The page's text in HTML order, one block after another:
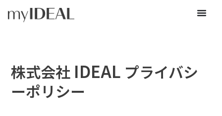
株式会社 IDEAL プライバシ
ーポリシー